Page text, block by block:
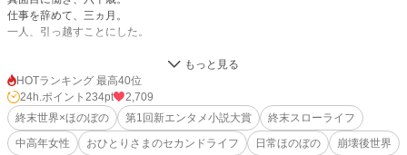
仕事を辞めて、三ヵ月。
一人、引っ越すことにした。
「この年齢で、新しい生活を？」「無謀だ」と思われるかもしれない。
でも、これからが、私の楽しいセカンドライフ！！
崩壊後の世界で、自由気ままな『おひとりさま暮らし』を始めます！
※お読みいただきありがとうございます！
HOTランキング 最高40位
24h.ポイント 234pt
2,709
終末世界×ほのぼの
第1回新エンタメ小説大賞
終末スローライフ
中高年女性
おひとりさまのセカンドライフ 日常ほのぼの
崩壊後世界